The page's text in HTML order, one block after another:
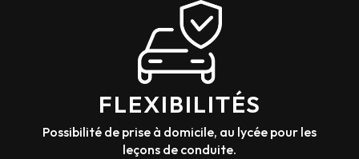
FLEXIBILITÉS
Possibilité de prise à domicile, au lycée pour les
leçons de conduite.